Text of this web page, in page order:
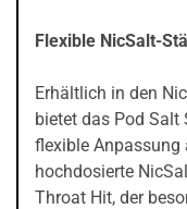
Flexible NicSalt-
Erhältlich in den
bietet das Pod
flexible Anpassung
hochdosierte
Throat Hit, der